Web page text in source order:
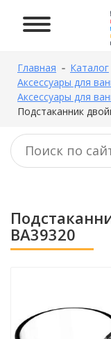
Главная Каталог
Аксессуары для
Аксессуары для
Подстаканник
BA39320